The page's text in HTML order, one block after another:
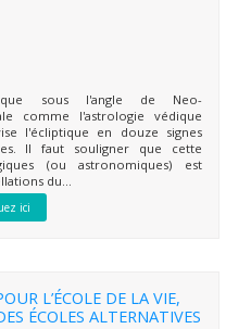
sous l'angle de Neo-
comme l'astrologie védique
l'écliptique en douze signes
Il faut souligner que cette
(ou astronomiques) est
du...
ici
L’ÉCOLE DE LA VIE,
ÉCOLES ALTERNATIVES